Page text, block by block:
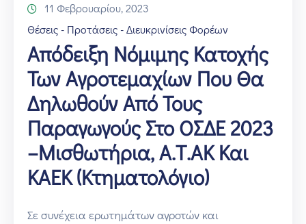
11 Φεβρουαρίου, 2023
Θέσεις - Προτάσεις - Διευκρινίσεις Φορέων
Απόδειξη Νόμιμης Κατοχής
Των Αγροτεμαχίων Που Θα
Δηλωθούν Από Τους
Παραγωγούς Στο ΟΣΔΕ 2023
–Μισθωτήρια, Α.Τ.ΑΚ Και
ΚΑΕΚ (κτηματολόγιο)
Σε συνέχεια ερωτημάτων αγροτών και